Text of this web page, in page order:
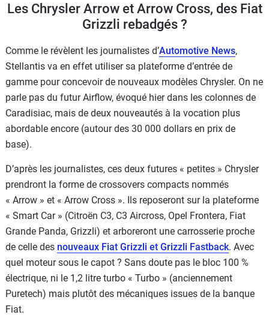
Les Chrysler Arrow et Arrow Cross, des Fiat
Grizzli rebadgés ?
Comme le révèlent les journalistes d’Automotive News,
Stellantis va en effet utiliser sa plateforme d’entrée de
gamme pour concevoir de nouveaux modèles Chrysler. On ne
parle pas du futur Airflow, évoqué hier dans les colonnes de
Caradisiac, mais de deux nouveautés à la vocation plus
abordable encore (autour des 30 000 dollars en prix de
base).
D’après les journalistes, ces deux futures « petites » Chrysler
prendront la forme de crossovers compacts nommés
« Arrow » et « Arrow Cross ». Ils reposeront sur la plateforme
« Smart Car » (Citroën C3, C3 Aircross, Opel Frontera, Fiat
Grande Panda, Grizzli) et arboreront une carrosserie proche
de celle des nouveaux Fiat Grizzli et Grizzli Fastback. Avec
quel moteur sous le capot ? Sans doute pas le bloc 100 %
électrique, ni le 1,2 litre turbo « Turbo » (anciennement
Puretech) mais plutôt des mécaniques issues de la banque
Fiat.